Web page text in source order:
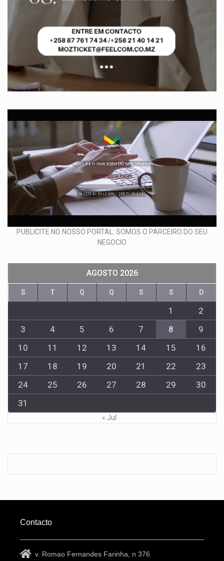
PUBLICITE NO NOSSO PORTAL: SOMOS O PARCEIRO DO SEU
NEGOCIO
AGOSTO 2026
S T Q Q S S D
1
2
3
4 5 6 7 8
9
10
11 12 13 14 15
16
17
18 19 20 21 22
23
24
25 26 27 28 29
30
31
« Jul
Contacto
v. Romao Fernandes Farinha, n 376